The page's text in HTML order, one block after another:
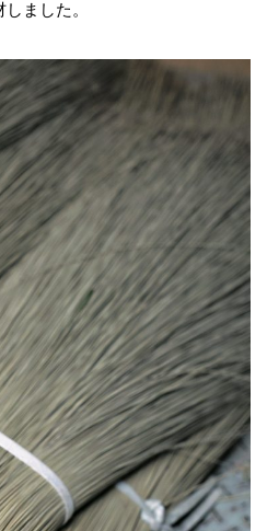
ました。